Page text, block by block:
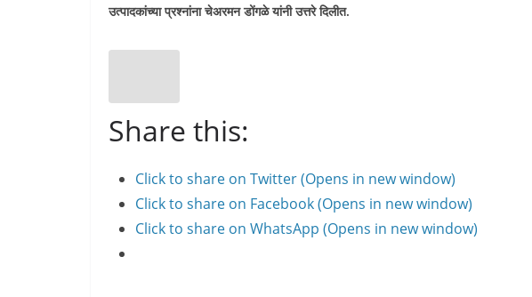
उत्पादकांच्या प्रश्नांना चेअरमन डोंगळे यांनी उत्तरे दिलीत.
Share this:
Click to share on Twitter (Opens in new window)
Click to share on Facebook (Opens in new window)
Click to share on WhatsApp (Opens in new window)